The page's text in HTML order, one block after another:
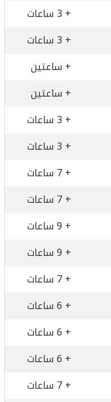
+ 3 ساعات
+ 3 ساعات
+ ساعتين
+ ساعتين
+ 3 ساعات
+ 3 ساعات
+ 7 ساعات
+ 7 ساعات
+ 9 ساعات
+ 9 ساعات
+ 7 ساعات
+ 6 ساعات
+ 6 ساعات
+ 6 ساعات
+ 7 ساعات